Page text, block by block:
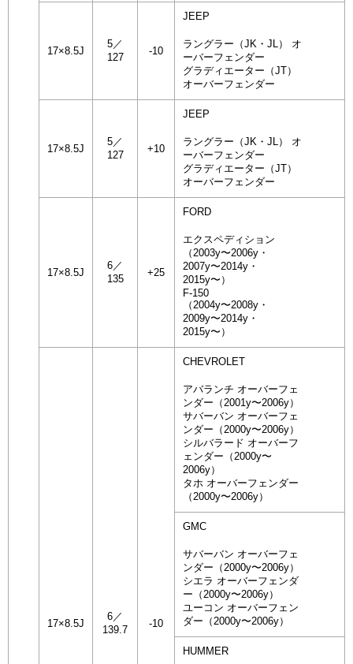
17×8.5J
5／
127
-10
JEEP
ラングラー（JK・JL） オ
ーバーフェンダー
グラディエーター（JT）
オーバーフェンダー
17×8.5J
5／
127
+10
JEEP
ラングラー（JK・JL） オ
ーバーフェンダー
グラディエーター（JT）
オーバーフェンダー
17×8.5J
6／
135
+25
FORD
エクスペディション
（2003y〜2006y・
2007y〜2014y・
2015y〜）
F-150
（2004y〜2008y・
2009y〜2014y・
2015y〜）
17×8.5J
6／
139.7
-10
CHEVROLET
アバランチ オーバーフェ
ンダー（2001y〜2006y）
サバーバン オーバーフェ
ンダー（2000y〜2006y）
シルバラード オーバーフ
ェンダー（2000y〜
2006y）
タホ オーバーフェンダー
（2000y〜2006y）
GMC
サバーバン オーバーフェ
ンダー（2000y〜2006y）
シエラ オーバーフェンダ
ー（2000y〜2006y）
ユーコン オーバーフェン
ダー（2000y〜2006y）
HUMMER